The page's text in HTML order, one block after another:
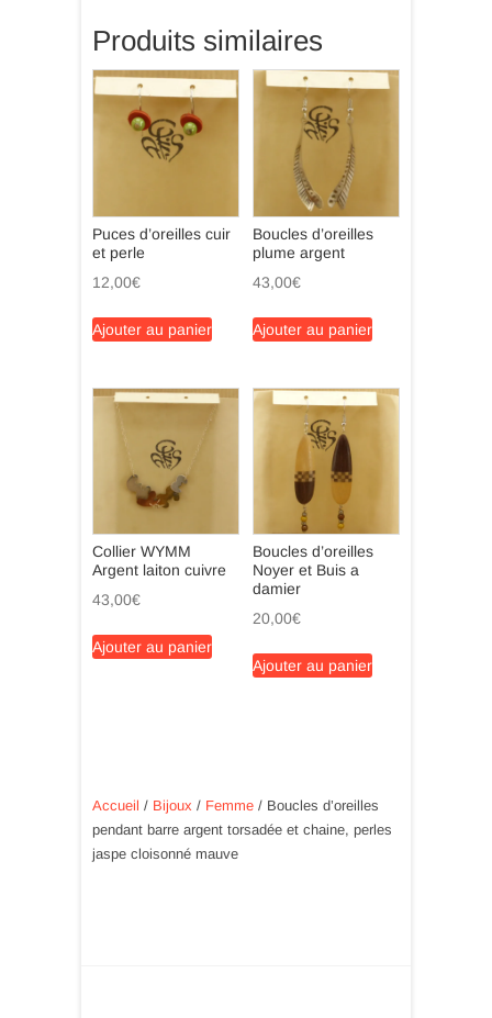
Produits similaires
Puces d’oreilles cuir
et perle
12,00€
Ajouter au panier
Boucles d’oreilles
plume argent
43,00€
Ajouter au panier
Collier WYMM
Argent laiton cuivre
43,00€
Ajouter au panier
Boucles d’oreilles
Noyer et Buis a
damier
20,00€
Ajouter au panier
Accueil / Bijoux / Femme / Boucles d’oreilles
pendant barre argent torsadée et chaine, perles
jaspe cloisonné mauve